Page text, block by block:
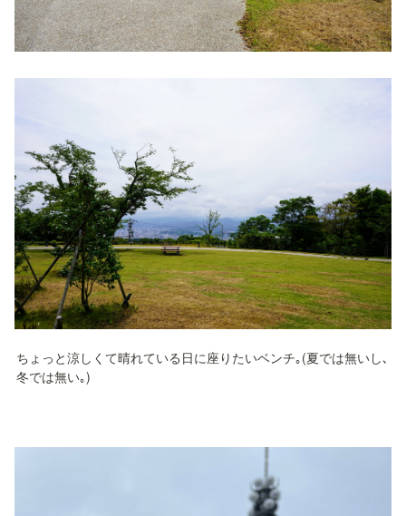
ちょっと涼しくて晴れている日に座りたいベンチ｡(夏では無いし､
冬では無い｡)